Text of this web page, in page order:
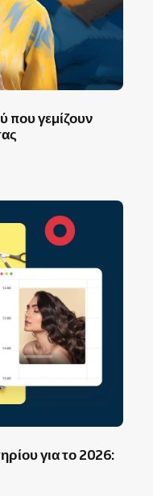
που γεμίζουν
για το 2026: